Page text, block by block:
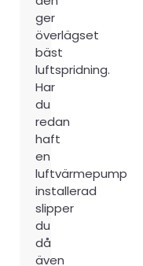
ger
överlägset
bäst
luftspridning.
Har
du
redan
haft
en
luftvärmepump
installerad
slipper
du
då
även